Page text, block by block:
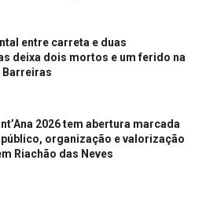
entre carreta e duas
deixa dois mortos e um ferido na
Barreiras
2026 tem abertura marcada
organização e valorização
Riachão das Neves